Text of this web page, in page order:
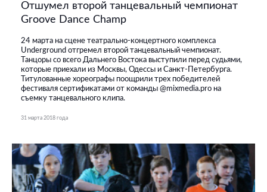
Отшумел второй танцевальный чемпионат
Groove Dance Champ
24 марта на сцене театрально-концертного комплекса
Underground отгремел второй танцевальный чемпионат.
Танцоры со всего Дальнего Востока выступили перед судьями,
которые приехали из Москвы, Одессы и Санкт-Петербурга.
Титулованные хореографы поощрили трех победителей
фестиваля сертификатами от команды @mixmedia.pro на
съемку танцевального клипа.
31 марта 2018 года